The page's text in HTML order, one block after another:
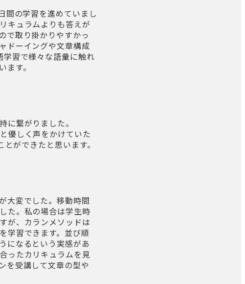
間の学習を進めていまし
キュラムよりも答えが
で取り掛かりやすかっ
ドーイングや文章構成
習で様々な語彙に触れ
す。
に繋がりました。
優しく声をかけていた
ができたと思います。
大変でした。移動時間
た。私の場合は学生時
が、カランメソッドは
学習できます。並び順
になるという実感があ
ったカリキュラムを見
を受講して文章の型や